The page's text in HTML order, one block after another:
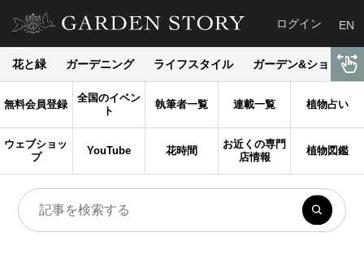
ログイン EN
花と緑 ガーデニング ライフスタイル ガーデン&ショップ
無料会員登録
全国のイベン
ト
執筆者一覧 連載一覧 植物占い
ウェブショッ
プ
YouTube 花時間
お近くの専門
店情報
植物図鑑